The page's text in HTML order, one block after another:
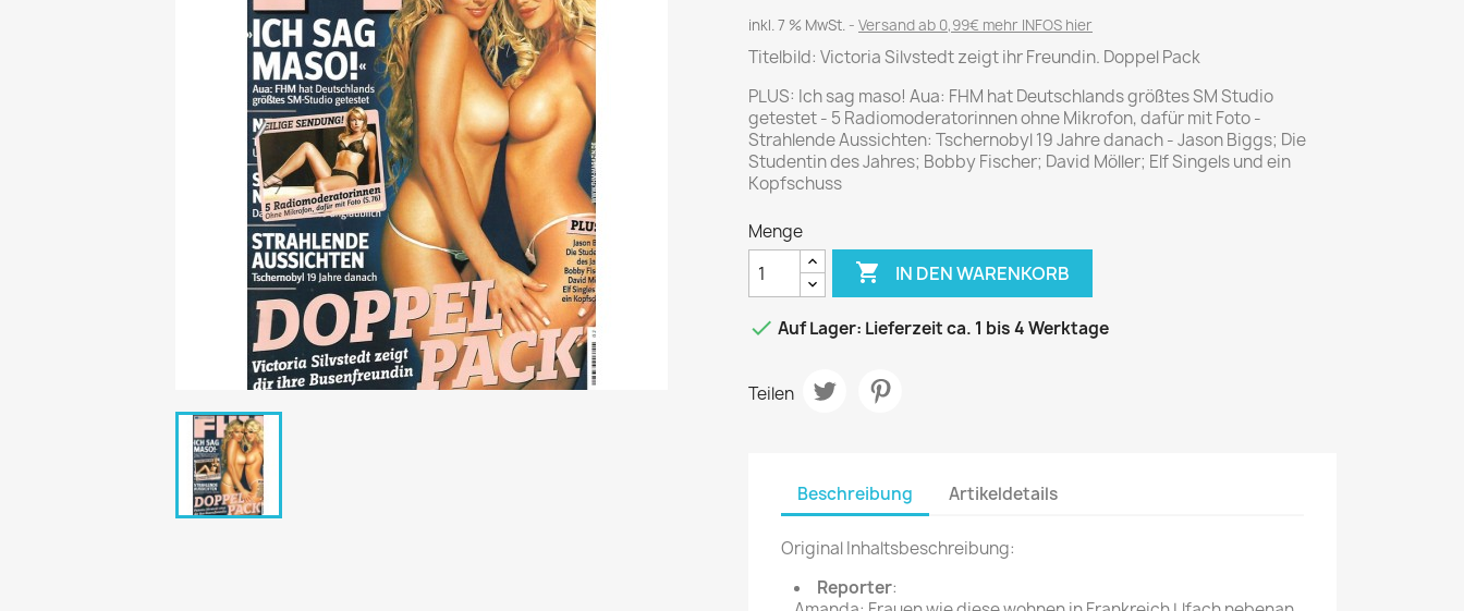
POP Rocky
Yam!
Gute Fahrt
Klassik Motorrad
MO Zeitschrift
Motor Klassik
Motorrad Classic
Oldtimer Markt
Programmhefte Rennen
PS das Sport Motorrad
Rallye Racing
P.M. Biografie
PM Magazin
Unser Wald
MUSIK
Metal Hammer
MODE
Anna burda
Mare
Guter Rat
inkl. 7 % MwSt. Versand ab 0,99€ mehr INFOS hier
Titelbild: Victoria Silvstedt zeigt ihr Freundin. Doppel Pack
PLUS: Ich sag maso! Aua: FHM hat Deutschlands größtes SM Studio
getestet - 5 Radiomoderatorinnen ohne Mikrofon, dafür mit Foto -
Strahlende Aussichten: Tschernobyl 19 Jahre danach - Jason Biggs; Die
Studentin des Jahres; Bobby Fischer; David Möller; Elf Singels und ein
Kopfschuss
Menge
 IN DEN WARENKORB
 Auf Lager: Lieferzeit ca. 1 bis 4 Werktage
Teilen
Beschreibung Artikeldetails
Original Inhaltsbeschreibung:
Reporter: